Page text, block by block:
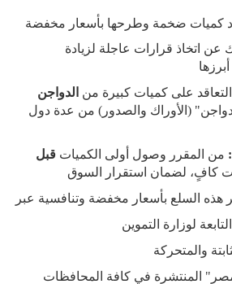
كميات ضخمة وطرحها بأسعار مخفضة
عن اتخاذ قرارات عاجلة لزيادة
التعاقد على كميات كبيرة من الدواجن
(الأوراك والصدور) من عدة دول
من المقرر وصول أولى الكميات قبل
كافٍ، لضمان استقرار السوق
هذه السلع بأسعار مخفضة وتنافسية عبر
لوزارة التموين
والمتحركة
المنتشرة في كافة المحافظات